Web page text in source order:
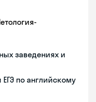
заведениях и
ЕГЭ по английскому